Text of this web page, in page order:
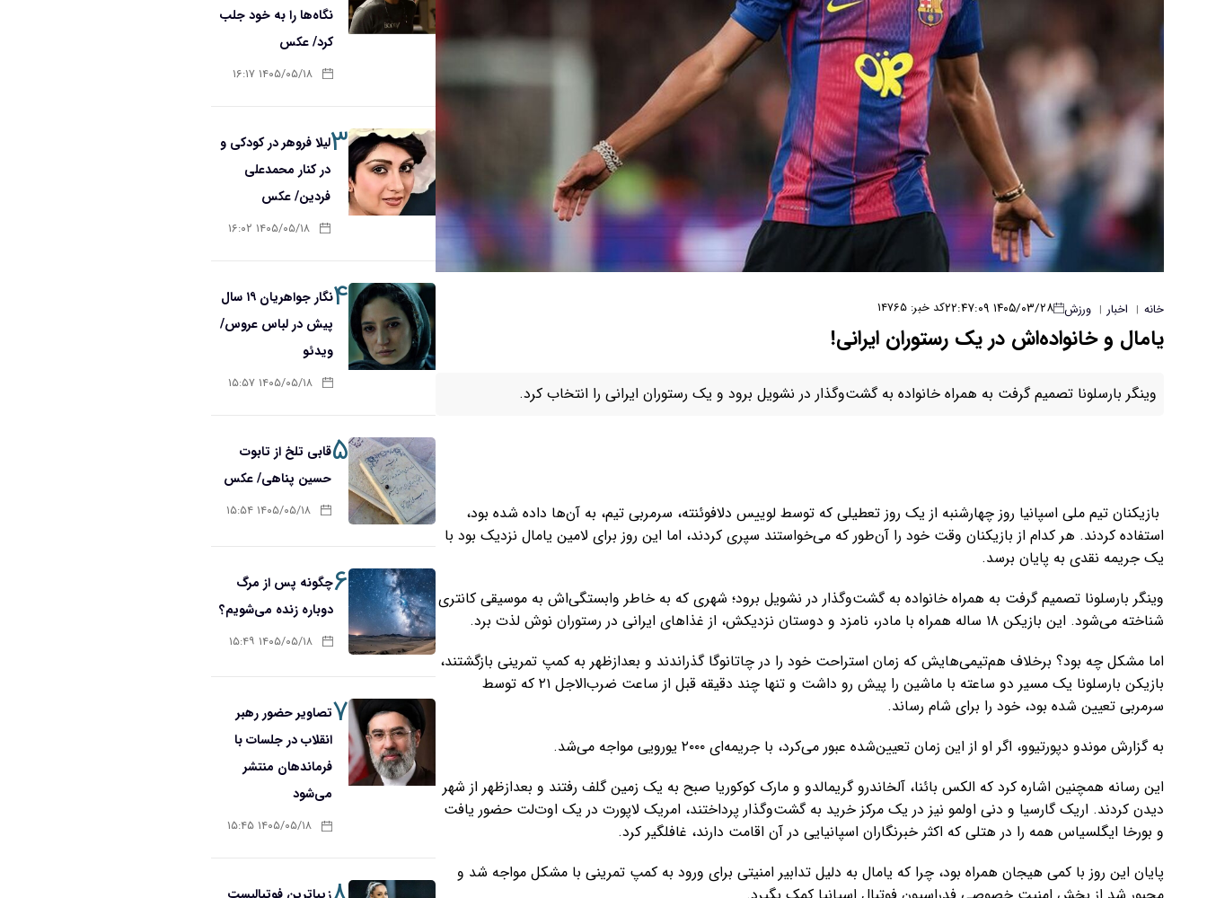
خانه | اخبار | ورزش ۱۴۰۵/۰۳/۲۸ ۲۲:۴۷:۰۹ کد خبر: ۱۴۷۶۵
یامال و خانواده‌اش در یک رستوران ایرانی!
وینگر بارسلونا تصمیم گرفت به همراه خانواده به گشت‌وگذار در نشویل برود و یک رستوران ایرانی را انتخاب کرد.
بازیکنان تیم ملی اسپانیا روز چهارشنبه از یک روز تعطیلی که توسط لوییس دلافوئنته، سرمربی تیم، به آن‌ها داده شده بود،
استفاده کردند. هر کدام از بازیکنان وقت خود را آن‌طور که می‌خواستند سپری کردند، اما این روز برای لامین یامال نزدیک بود با
یک جریمه نقدی به پایان برسد.
وینگر بارسلونا تصمیم گرفت به همراه خانواده به گشت‌وگذار در نشویل برود؛ شهری که به خاطر وابستگی‌اش به موسیقی کانتری
شناخته می‌شود. این بازیکن ۱۸ ساله همراه با مادر، نامزد و دوستان نزدیکش، از غذاهای ایرانی در رستوران نوش لذت برد.
اما مشکل چه بود؟ برخلاف هم‌تیمی‌هایش که زمان استراحت خود را در چاتانوگا گذراندند و بعدازظهر به کمپ تمرینی بازگشتند،
بازیکن بارسلونا یک مسیر دو ساعته با ماشین را پیش رو داشت و تنها چند دقیقه قبل از ساعت ضرب‌الاجل ۲۱ که توسط
سرمربی تعیین شده بود، خود را برای شام رساند.
به گزارش موندو دپورتیوو، اگر او از این زمان تعیین‌شده عبور می‌کرد، با جریمه‌ای ۲۰۰۰ یورویی مواجه می‌شد.
این رسانه همچنین اشاره کرد که الکس بائنا، آلخاندرو گریمالدو و مارک کوکوریا صبح به یک زمین گلف رفتند و بعدازظهر از شهر
دیدن کردند. اریک گارسیا و دنی اولمو نیز در یک مرکز خرید به گشت‌وگذار پرداختند، امریک لاپورت در یک اوت‌لت حضور یافت
و بورخا ایگلسیاس همه را در هتلی که اکثر خبرنگاران اسپانیایی در آن اقامت دارند، غافلگیر کرد.
پایان این روز با کمی هیجان همراه بود، چرا که یامال به دلیل تدابیر امنیتی برای ورود به کمپ تمرینی با مشکل مواجه شد و
نگاه‌ها را به خود جلب
کرد/ عکس
۱۴۰۵/۰۵/۱۸ ۱۶:۱۷
۳لیلا فروهر در کودکی و
در کنار محمدعلی
فردین/ عکس
۱۴۰۵/۰۵/۱۸ ۱۶:۰۲
۴
نگار جواهریان ۱۹ سال
پیش در لباس عروس/
ویدئو
۱۴۰۵/۰۵/۱۸ ۱۵:۵۷
۵قابی تلخ از تابوت
حسین پناهی/ عکس
۱۴۰۵/۰۵/۱۸ ۱۵:۵۴
۶چگونه پس از مرگ
دوباره زنده می‌شویم؟
۱۴۰۵/۰۵/۱۸ ۱۵:۴۹
۷تصاویر حضور رهبر
انقلاب در جلسات با
فرماندهان منتشر
می‌شود
۱۴۰۵/۰۵/۱۸ ۱۵:۴۵